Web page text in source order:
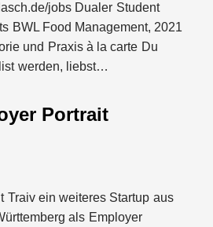
jobs Dualer Student
BWL Food Management, 2021
und Praxis à la carte Du
werden, liebst…
Portrait
Traiv ein weiteres Startup aus
als Employer